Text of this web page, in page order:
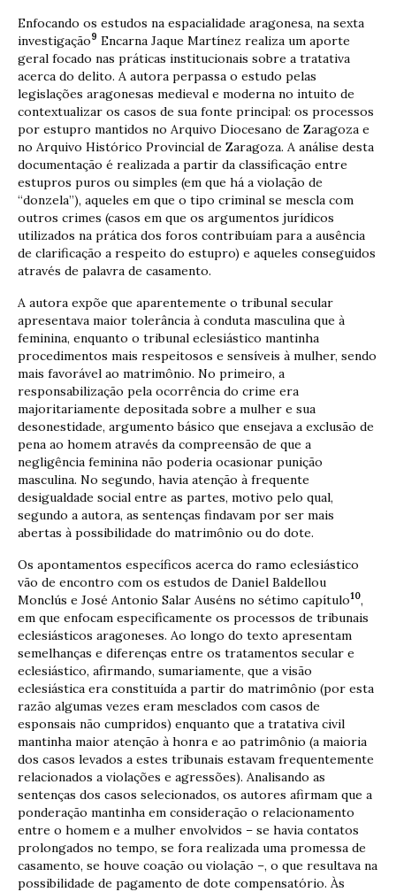
Enfocando os estudos na espacialidade aragonesa, na sexta
investigação9 Encarna Jaque Martínez realiza um aporte
geral focado nas práticas institucionais sobre a tratativa
acerca do delito. A autora perpassa o estudo pelas
legislações aragonesas medieval e moderna no intuito de
contextualizar os casos de sua fonte principal: os processos
por estupro mantidos no Arquivo Diocesano de Zaragoza e
no Arquivo Histórico Provincial de Zaragoza. A análise desta
documentação é realizada a partir da classificação entre
estupros puros ou simples (em que há a violação de
“donzela”), aqueles em que o tipo criminal se mescla com
outros crimes (casos em que os argumentos jurídicos
utilizados na prática dos foros contribuíam para a ausência
de clarificação a respeito do estupro) e aqueles conseguidos
através de palavra de casamento.
A autora expõe que aparentemente o tribunal secular
apresentava maior tolerância à conduta masculina que à
feminina, enquanto o tribunal eclesiástico mantinha
procedimentos mais respeitosos e sensíveis à mulher, sendo
mais favorável ao matrimônio. No primeiro, a
responsabilização pela ocorrência do crime era
majoritariamente depositada sobre a mulher e sua
desonestidade, argumento básico que ensejava a exclusão de
pena ao homem através da compreensão de que a
negligência feminina não poderia ocasionar punição
masculina. No segundo, havia atenção à frequente
desigualdade social entre as partes, motivo pelo qual,
segundo a autora, as sentenças findavam por ser mais
abertas à possibilidade do matrimônio ou do dote.
Os apontamentos específicos acerca do ramo eclesiástico
vão de encontro com os estudos de Daniel Baldellou
Monclús e José Antonio Salar Auséns no sétimo capítulo10,
em que enfocam especificamente os processos de tribunais
eclesiásticos aragoneses. Ao longo do texto apresentam
semelhanças e diferenças entre os tratamentos secular e
eclesiástico, afirmando, sumariamente, que a visão
eclesiástica era constituída a partir do matrimônio (por esta
razão algumas vezes eram mesclados com casos de
esponsais não cumpridos) enquanto que a tratativa civil
mantinha maior atenção à honra e ao patrimônio (a maioria
dos casos levados a estes tribunais estavam frequentemente
relacionados a violações e agressões). Analisando as
sentenças dos casos selecionados, os autores afirmam que a
ponderação mantinha em consideração o relacionamento
entre o homem e a mulher envolvidos – se havia contatos
prolongados no tempo, se fora realizada uma promessa de
casamento, se houve coação ou violação –, o que resultava na
possibilidade de pagamento de dote compensatório. Às